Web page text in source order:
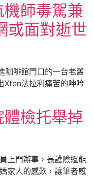
師毒駕兼
或面對逝世
咖啡館門口的一台老舊
Xten法拉利痛苦的呻吟
檢托舉掉
上門辦事，長護險還能
家人的感歎，讓筆者感